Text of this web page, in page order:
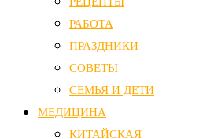
РАБОТА
ПРАЗДНИКИ
СОВЕТЫ
СЕМЬЯ И ДЕТИ
МЕДИЦИНА
КИТАЙСКАЯ